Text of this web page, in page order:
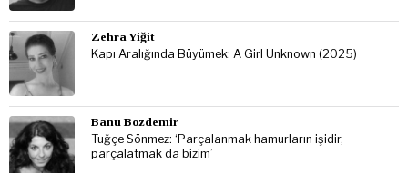
Zehra Yiğit
Kapı Aralığında Büyümek: A Girl Unknown (2025)
Banu Bozdemir
Tuğçe Sönmez: ‘Parçalanmak hamurların işidir,
parçalatmak da bizim’